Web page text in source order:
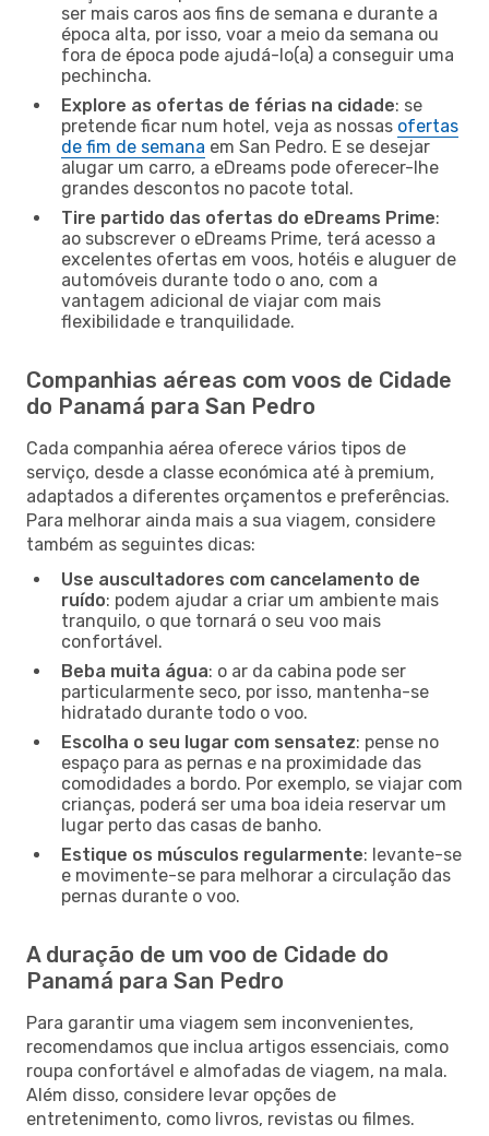
ser mais caros aos fins de semana e durante a
época alta, por isso, voar a meio da semana ou
fora de época pode ajudá-lo(a) a conseguir uma
pechincha.
Explore as ofertas de férias na cidade: se
pretende ficar num hotel, veja as nossas ofertas
de fim de semana em San Pedro. E se desejar
alugar um carro, a eDreams pode oferecer-lhe
grandes descontos no pacote total.
Tire partido das ofertas do eDreams Prime:
ao subscrever o eDreams Prime, terá acesso a
excelentes ofertas em voos, hotéis e aluguer de
automóveis durante todo o ano, com a
vantagem adicional de viajar com mais
flexibilidade e tranquilidade.
Companhias aéreas com voos de Cidade
do Panamá para San Pedro
Cada companhia aérea oferece vários tipos de
serviço, desde a classe económica até à premium,
adaptados a diferentes orçamentos e preferências.
Para melhorar ainda mais a sua viagem, considere
também as seguintes dicas:
Use auscultadores com cancelamento de
ruído: podem ajudar a criar um ambiente mais
tranquilo, o que tornará o seu voo mais
confortável.
Beba muita água: o ar da cabina pode ser
particularmente seco, por isso, mantenha-se
hidratado durante todo o voo.
Escolha o seu lugar com sensatez: pense no
espaço para as pernas e na proximidade das
comodidades a bordo. Por exemplo, se viajar com
crianças, poderá ser uma boa ideia reservar um
lugar perto das casas de banho.
Estique os músculos regularmente: levante-se
e movimente-se para melhorar a circulação das
pernas durante o voo.
A duração de um voo de Cidade do
Panamá para San Pedro
Para garantir uma viagem sem inconvenientes,
recomendamos que inclua artigos essenciais, como
roupa confortável e almofadas de viagem, na mala.
Além disso, considere levar opções de
entretenimento, como livros, revistas ou filmes.